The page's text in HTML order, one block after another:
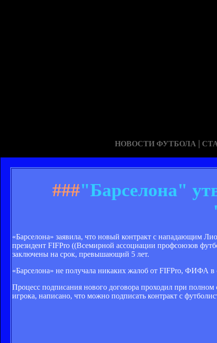
НОВОСТИ ФУТБОЛА |
###"Барселона"
«Барселона» заявила, что новый контракт с нападающим
президент FIFPro ((Всемирной ассоциации профсоюзов
заключены на срок, превышающий 5 лет.
«Барселона» не получала никаких жалоб от FIFPro, ФИФА в
Процесс подписания нового договора проходил при
игрока, написано, что можно подписать контракт с